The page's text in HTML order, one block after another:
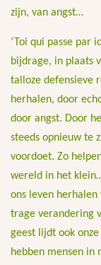
zijn, van angst…
‘Toi qui passe par
bijdrage, in plaats
talloze defensieve
herhalen, door
door angst. Door
steeds opnieuw te
voordoet. Zo
wereld in het
ons leven
trage verandering
geest lijdt ook
hebben mensen in